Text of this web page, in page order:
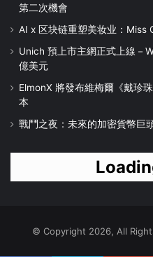
第二次機會
AI x 区块链重塑美妆业：Miss
Unich 預上市主網正式上線－
億美元
ElmonX 將發布維梅爾《戴珍
本
戰鬥之夜：未來的加密貨幣巨
© Copyright 2026, All